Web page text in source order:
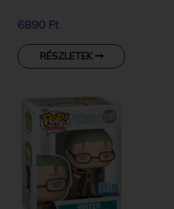
6890 Ft
RÉSZLETEK